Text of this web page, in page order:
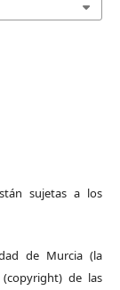
sujetas a los
de Murcia (la
de las